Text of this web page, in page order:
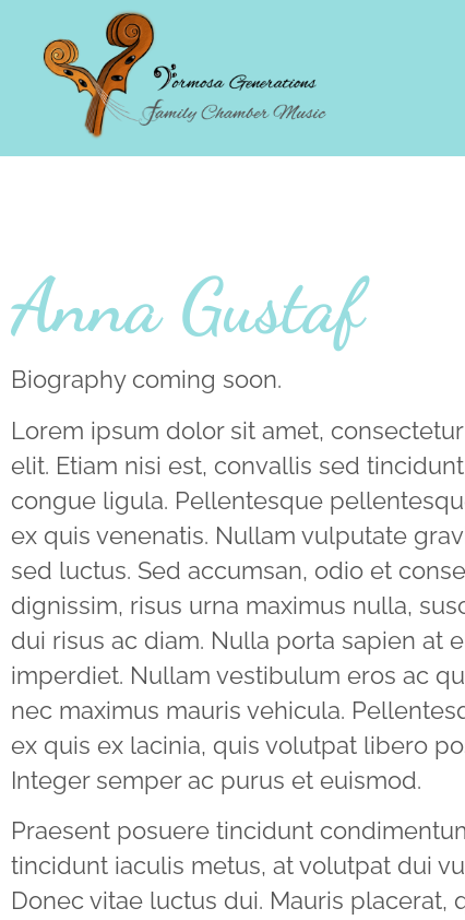
Anna Gustaf
Biography coming soon.
Lorem ipsum dolor sit amet,
elit. Etiam nisi est, convallis sed
congue ligula. Pellentesque
ex quis venenatis. Nullam vulputate
sed luctus. Sed accumsan, odio et
dignissim, risus urna maximus nulla,
dui risus ac diam. Nulla porta sapien at
imperdiet. Nullam vestibulum eros ac
nec maximus mauris vehicula.
ex quis ex lacinia, quis volutpat libero
Integer semper ac purus et euismod.
Praesent posuere tincidunt
tincidunt iaculis metus, at volutpat dui
Donec vitae luctus dui. Mauris placerat,